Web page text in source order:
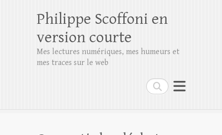
Rechercher
Philippe Scoffoni en
version courte
Mes lectures numériques, mes humeurs et
mes traces sur le web